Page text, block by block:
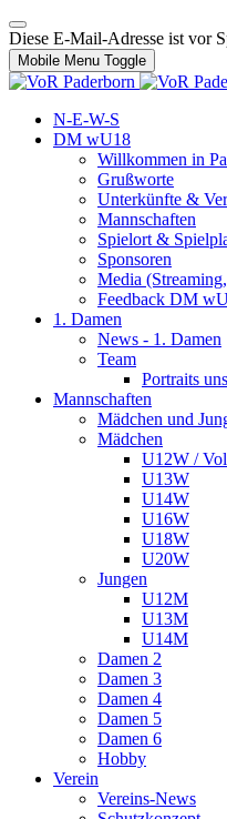
Diese E-Mail-Adresse ist vor
Mobile Menu Toggle
N-E-W-S
DM wU18
Willkommen in
Grußworte
Unterkünfte &
Mannschaften
Spielort &
Sponsoren
Media
Feedback DM
1. Damen
News - 1. Damen
Team
Portraits
Mannschaften
Mädchen und
Mädchen
U12W /
U13W
U14W
U16W
U18W
U20W
Jungen
U12M
U13M
U14M
Damen 2
Damen 3
Damen 4
Damen 5
Damen 6
Hobby
Verein
Vereins-News